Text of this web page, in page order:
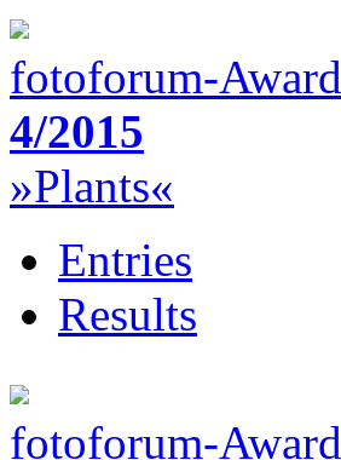
fotoforum-Award
4/2015
»Plants«
Entries
Results
fotoforum-Award